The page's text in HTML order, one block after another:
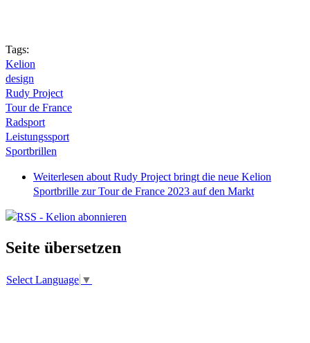
Tags:
Kelion
design
Rudy Project
Tour de France
Radsport
Leistungssport
Sportbrillen
Weiterlesen about Rudy Project bringt die neue Kelion
Sportbrille zur Tour de France 2023 auf den Markt
Seite übersetzen
Select Language ▼